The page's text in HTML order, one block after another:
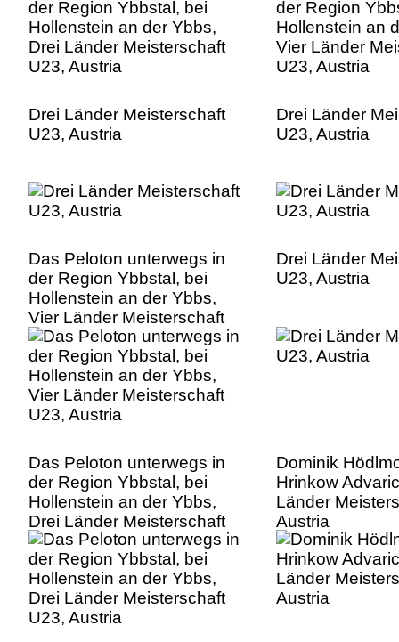
Drei Länder Meisterschaft
U23, Austria
Drei Länder
U23, Austria
Das Peloton unterwegs in
der Region Ybbstal, bei
Hollenstein an der Ybbs,
Vier Länder Meisterschaft
U23, Austria
Drei Länder
U23, Austria
Das Peloton unterwegs in
der Region Ybbstal, bei
Hollenstein an der Ybbs,
Drei Länder Meisterschaft
U23, Austria
Dominik
Hrinkow
Länder
Austria